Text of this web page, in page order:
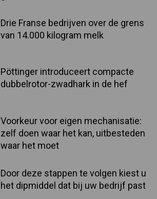
Drie Franse bedrijven over de grens
van 14.000 kilogram melk
Pöttinger introduceert compacte
dubbelrotor-zwadhark in de hef
Voorkeur voor eigen mechanisatie:
zelf doen waar het kan, uitbesteden
waar het moet
Door deze stappen te volgen kiest u
het dipmiddel dat bij uw bedrijf past